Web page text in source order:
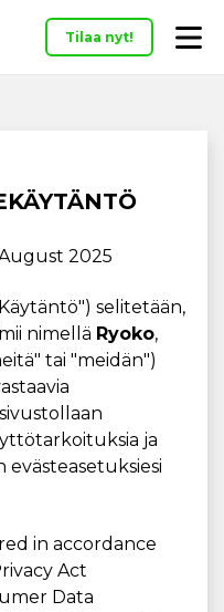
Tilaa nyt!
2025
selitetään,
nimellä Ryoko,
tai "meidän")
ja
evästeasetuksiesi
in accordance
Act
Data